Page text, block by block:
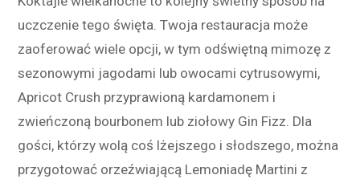
uczczenie tego święta. Twoja restauracja może
zaoferować wiele opcji, w tym odświętną mimozę z
sezonowymi jagodami lub owocami cytrusowymi,
Apricot Crush przyprawioną kardamonem i
zwieńczoną bourbonem lub ziołowy Gin Fizz. Dla
gości, którzy wolą coś lżejszego i słodszego, można
przygotować orzeźwiającą Lemoniadę Martini z